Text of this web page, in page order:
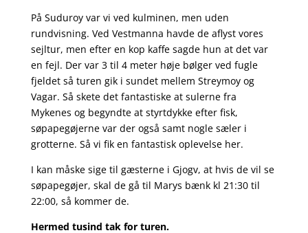
På Suduroy var vi ved kulminen, men uden
rundvisning. Ved Vestmanna havde de aflyst vores
sejltur, men efter en kop kaffe sagde hun at det var
en fejl. Der var 3 til 4 meter høje bølger ved fugle
fjeldet så turen gik i sundet mellem Streymoy og
Vagar. Så skete det fantastiske at sulerne fra
Mykenes og begyndte at styrtdykke efter fisk,
søpapegøjerne var der også samt nogle sæler i
grotterne. Så vi fik en fantastisk oplevelse her.
I kan måske sige til gæsterne i Gjogv, at hvis de vil se
søpapegøjer, skal de gå til Marys bænk kl 21:30 til
22:00, så kommer de.
Hermed tusind tak for turen.